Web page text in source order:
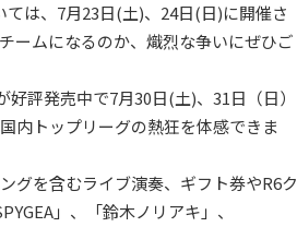
は、7月23日(土)、24日(日)に開催さ
ームになるのか、熾烈な争いにぜひご
評発売中で7月30日(土)、31日（日）
内トップリーグの熱狂を体感できま
グを含むライブ演奏、ギフト券やR6ク
」、「鈴木ノリアキ」、